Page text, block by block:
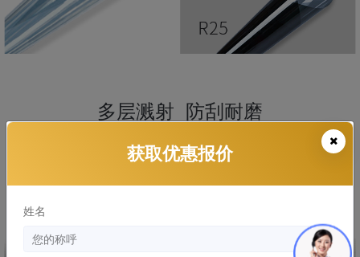
多层溅射 防刮耐磨
——
膜面增加了防刮耐磨涂层，让YEECAR光学隔热膜无惧升降车
获取优惠报价
姓名